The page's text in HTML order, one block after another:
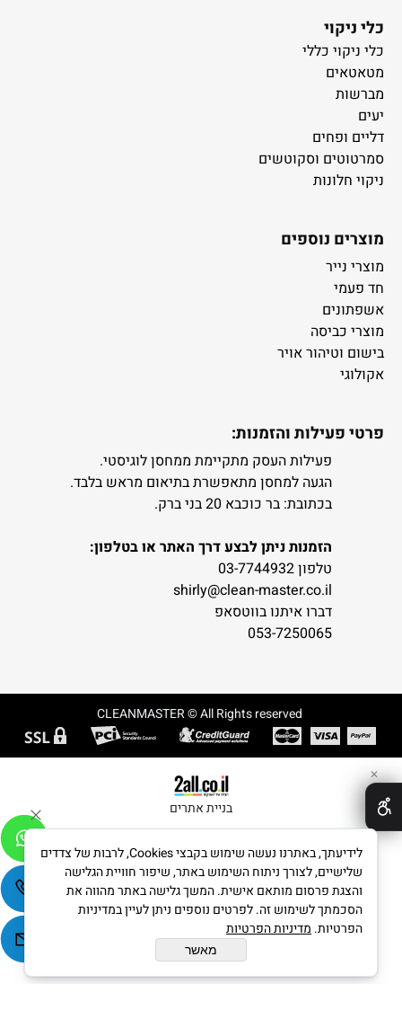
כלי ניקוי
כלי ניקוי כללי
מטאטאים
מברשות
יעים
דליים ופחים
סמרטוטים וסקוטשים
ניקוי חלונות
מוצרים נוספים
מוצרי נייר
חד פעמי
אשפתונים
מוצרי כביסה
בישום וטיהור אויר
אקולוגי
פרטי פעילות והזמנות:
פעילות העסק מתקיימת ממחסן לוגיסטי.
הגעה למחסן מתאפשרת בתיאום מראש בלבד.
בכתובת: בר כוכבא 20 בני ברק.
הזמנות ניתן לבצע דרך האתר או בטלפון:
טלפון 03-7744932
shirly@clean-master.co.il
דברו איתנו בווטסאפ
053-7250065
בניית אתרים
✕
לידיעתך, באתרנו נעשה שימוש בקבצי Cookies, לרבות של צדדים
שלישיים, לצורך ניתוח השימוש באתר, שיפור חוויית הגלישה
והצגת פרסום מותאם אישית. המשך גלישה באתר מהווה את
הסכמתך לשימוש זה. לפרטים נוספים ניתן לעיין במדיניות
הפרטיות. מדיניות הפרטיות
מאשר